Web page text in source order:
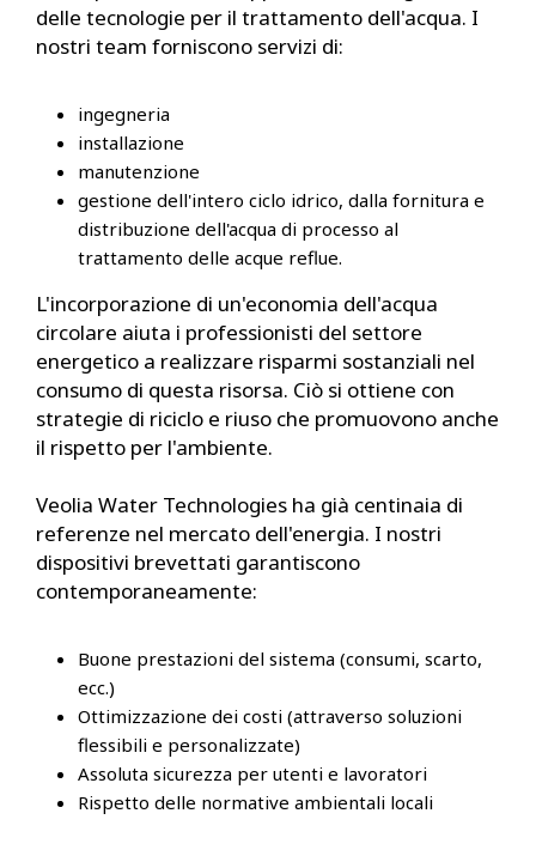
delle tecnologie per il trattamento dell'acqua. I
nostri team forniscono servizi di:
ingegneria
installazione
manutenzione
gestione dell'intero ciclo idrico, dalla fornitura e
distribuzione dell'acqua di processo al
trattamento delle acque reflue.
L'incorporazione di un'economia dell'acqua
circolare aiuta i professionisti del settore
energetico a realizzare risparmi sostanziali nel
consumo di questa risorsa. Ciò si ottiene con
strategie di riciclo e riuso che promuovono anche
il rispetto per l'ambiente.
Veolia Water Technologies ha già centinaia di
referenze nel mercato dell'energia. I nostri
dispositivi brevettati garantiscono
contemporaneamente:
Buone prestazioni del sistema (consumi, scarto,
ecc.)
Ottimizzazione dei costi (attraverso soluzioni
flessibili e personalizzate)
Assoluta sicurezza per utenti e lavoratori
Rispetto delle normative ambientali locali